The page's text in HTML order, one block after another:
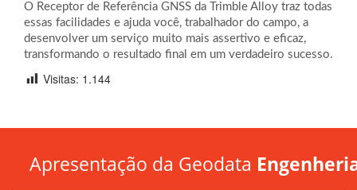
O Receptor de Referência GNSS da Trimble Alloy traz todas
essas facilidades e ajuda você, trabalhador do campo, a
desenvolver um serviço muito mais assertivo e eficaz,
transformando o resultado final em um verdadeiro sucesso.
Visitas: 1.144
Apresentação da Geodata